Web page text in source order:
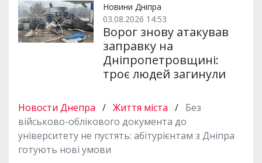
Новини Дніпра
03.08.2026 14:53
Ворог знову атакував
заправку на
Дніпропетровщині:
троє людей загинули
Новости Днепра / Життя міста / Без
військово-облікового документа до
університету не пустять: абітурієнтам з Дніпра
готують нові умови